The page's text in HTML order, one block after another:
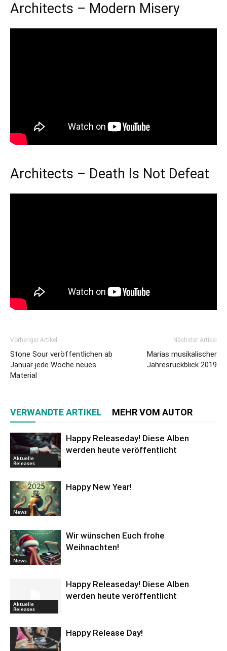
Architects – Modern Misery
Architects – Death Is Not Defeat
Vorheriger Artikel
Stone Sour veröffentlichen ab
Januar jede Woche neues
Material
Nächster Artikel
Marias musikalischer
Jahresrückblick 2019
VERWANDTE ARTIKEL MEHR VOM AUTOR
Aktuelle
Releases
Happy Releaseday! Diese Alben
werden heute veröffentlicht
News
Happy New Year!
News
Wir wünschen Euch frohe
Weihnachten!
Aktuelle
Releases
Happy Releaseday! Diese Alben
werden heute veröffentlicht
Happy Release Day!